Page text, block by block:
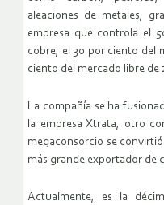
aleaciones de metales,
empresa que controla el
cobre, el 30 por ciento del
ciento del mercado libre de
La compañía se ha
la empresa Xtrata, otro
megaconsorcio se
más grande exportador de
Actualmente, es la